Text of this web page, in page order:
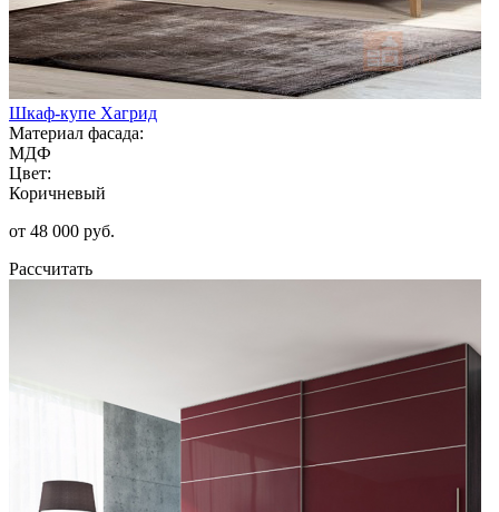
Шкаф-купе Хагрид
Материал фасада:
МДФ
Цвет:
Коричневый
от 48 000 руб.
Рассчитать